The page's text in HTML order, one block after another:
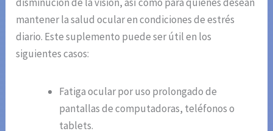
mantener la salud ocular en condiciones de estrés
diario. Este suplemento puede ser útil en los
siguientes casos:
Fatiga ocular por uso prolongado de
pantallas de computadoras, teléfonos o
tablets.